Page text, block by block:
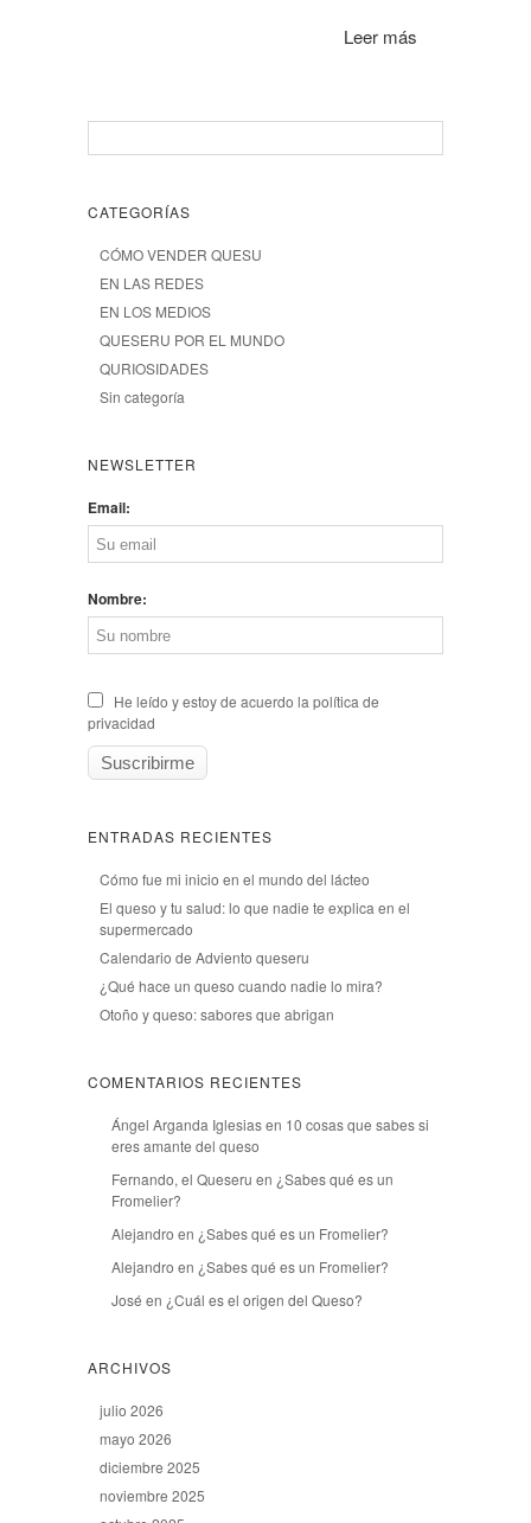
Leer más
CATEGORÍAS
CÓMO VENDER QUESU
EN LAS REDES
EN LOS MEDIOS
QUESERU POR EL MUNDO
QURIOSIDADES
Sin categoría
NEWSLETTER
Email:
Nombre:
He leído y estoy de acuerdo la política de
privacidad
ENTRADAS RECIENTES
Cómo fue mi inicio en el mundo del lácteo
El queso y tu salud: lo que nadie te explica en el
supermercado
Calendario de Adviento queseru
¿Qué hace un queso cuando nadie lo mira?
Otoño y queso: sabores que abrigan
COMENTARIOS RECIENTES
Ángel Arganda Iglesiasen 10 cosas que sabes si
eres amante del queso
Fernando, el Queseru en ¿Sabes qué es un
Fromelier?
Alejandro en ¿Sabes qué es un Fromelier?
Alejandro en ¿Sabes qué es un Fromelier?
José en ¿Cuál es el origen del Queso?
ARCHIVOS
julio 2026
mayo 2026
diciembre 2025
noviembre 2025